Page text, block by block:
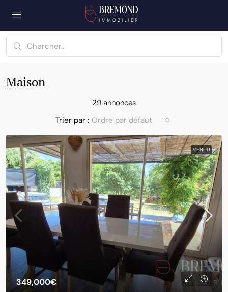
Maison
29 annonces
Trier par : Ordre par défaut
VENDU
349,000€